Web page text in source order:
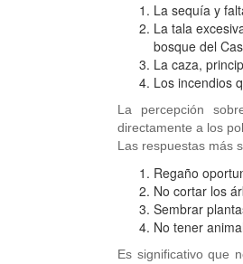
La sequía y
La tala
bosque del
La caza,
Los incendios
La percepción
directamente a los
Las respuestas más
Regaño
No cortar los
Sembrar
No tener
Es significativo que